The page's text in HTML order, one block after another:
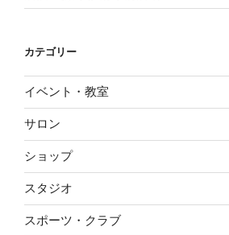
カテゴリー
イベント・教室
サロン
ショップ
スタジオ
スポーツ・クラブ